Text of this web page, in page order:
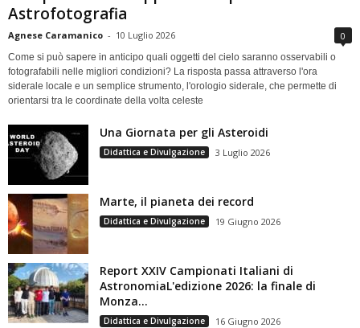
Astrofotografia
Agnese Caramanico - 10 Luglio 2026 0
Come si può sapere in anticipo quali oggetti del cielo saranno osservabili o
fotografabili nelle migliori condizioni? La risposta passa attraverso l'ora
siderale locale e un semplice strumento, l'orologio siderale, che permette di
orientarsi tra le coordinate della volta celeste
Una Giornata per gli Asteroidi
Didattica e Divulgazione 3 Luglio 2026
Marte, il pianeta dei record
Didattica e Divulgazione 19 Giugno 2026
Report XXIV Campionati Italiani di
AstronomiaL'edizione 2026: la finale di
Monza...
Didattica e Divulgazione 16 Giugno 2026